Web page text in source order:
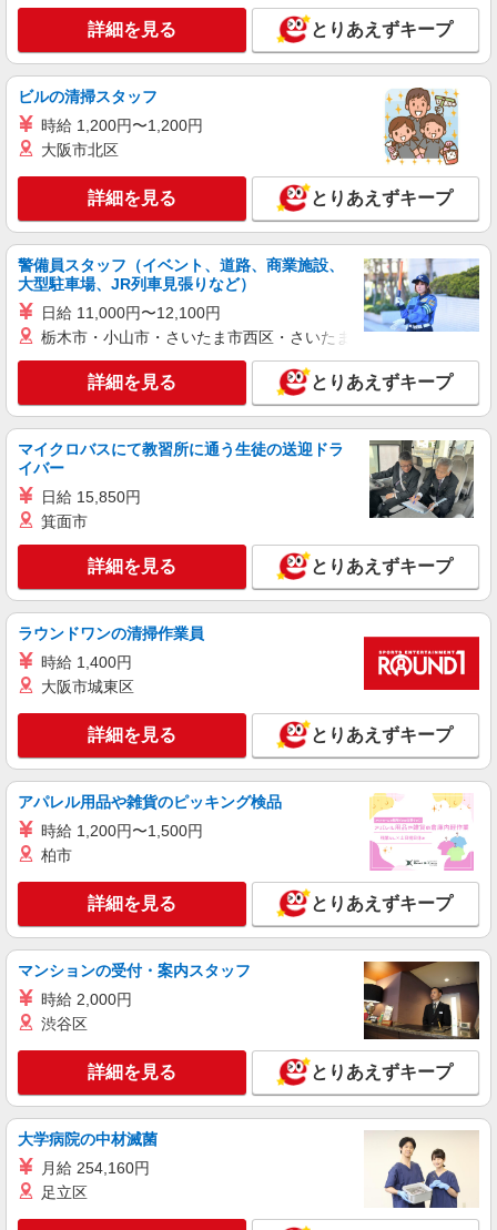
詳細を見る とりあえずキープ
ビルの清掃スタッフ
時給 1,200円〜1,200円
大阪市北区
詳細を見る とりあえずキープ
警備員スタッフ（イベント、道路、商業施設、
大型駐車場、JR列車見張りなど）
日給 11,000円〜12,100円
栃木市・小山市・さいたま市西区・さいたま市岩槻区・久喜市・
詳細を見る とりあえずキープ
マイクロバスにて教習所に通う生徒の送迎ドラ
イバー
日給 15,850円
箕面市
詳細を見る とりあえずキープ
ラウンドワンの清掃作業員
時給 1,400円
大阪市城東区
詳細を見る とりあえずキープ
アパレル用品や雑貨のピッキング検品
時給 1,200円〜1,500円
柏市
詳細を見る とりあえずキープ
マンションの受付・案内スタッフ
時給 2,000円
渋谷区
詳細を見る とりあえずキープ
大学病院の中材滅菌
月給 254,160円
足立区